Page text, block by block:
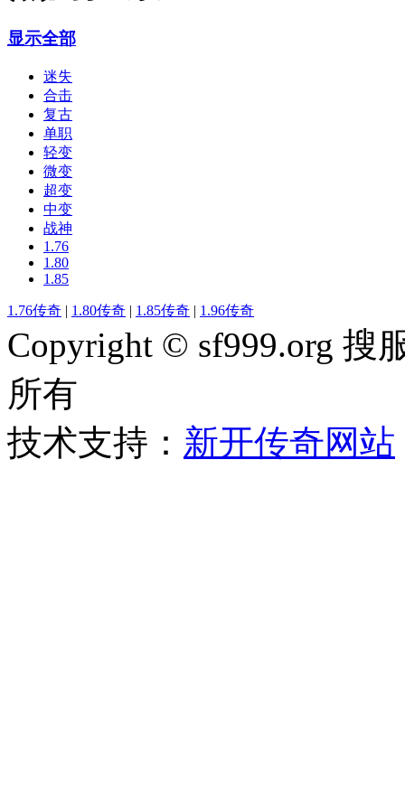
显示全部
迷失
合击
复古
单职
轻变
微变
超变
中变
战神
1.76
1.80
1.85
1.76传奇 | 1.80传奇 | 1.85传奇 | 1.96传奇
Copyright © sf999.org 搜
所有
技术支持： 新开传奇网站